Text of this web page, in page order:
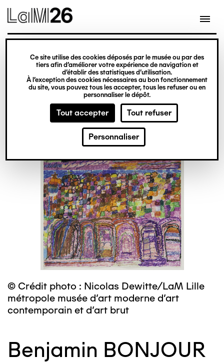
Gestion des cookies
Ce site utilise des cookies déposés par le musée ou par des
tiers afin d’améliorer votre expérience de navigation et
d’établir des statistiques d’utilisation.
À l’exception des cookies nécessaires au bon fonctionnement
du site, vous pouvez tous les accepter, tous les refuser ou en
personnaliser le dépôt.
Tout accepter Tout refuser
Personnaliser
contenu
© Crédit photo : Nicolas Dewitte/LaM Lille
métropole musée d’art moderne d’art
contemporain et d’art brut
Benjamin BONJOUR